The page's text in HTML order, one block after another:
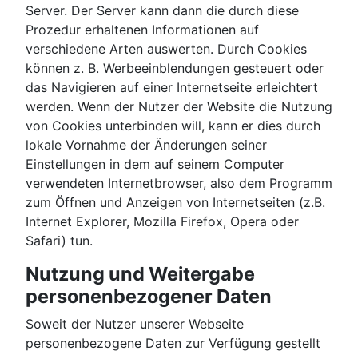
Server. Der Server kann dann die durch diese
Prozedur erhaltenen Informationen auf
verschiedene Arten auswerten. Durch Cookies
können z. B. Werbeeinblendungen gesteuert oder
das Navigieren auf einer Internetseite erleichtert
werden. Wenn der Nutzer der Website die Nutzung
von Cookies unterbinden will, kann er dies durch
lokale Vornahme der Änderungen seiner
Einstellungen in dem auf seinem Computer
verwendeten Internetbrowser, also dem Programm
zum Öffnen und Anzeigen von Internetseiten (z.B.
Internet Explorer, Mozilla Firefox, Opera oder
Safari) tun.
Nutzung und Weitergabe
personenbezogener Daten
Soweit der Nutzer unserer Webseite
personenbezogene Daten zur Verfügung gestellt